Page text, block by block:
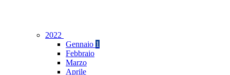
2022
Gennaio 1
Febbraio
Marzo
Aprile